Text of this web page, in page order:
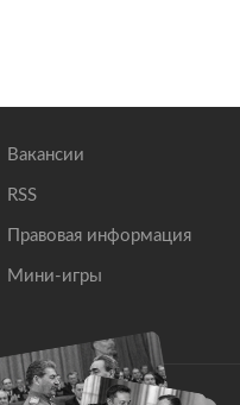
Вакансии
RSS
Правовая информация
Мини-игры